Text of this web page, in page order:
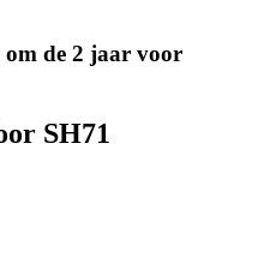
om de 2 jaar voor
SH71